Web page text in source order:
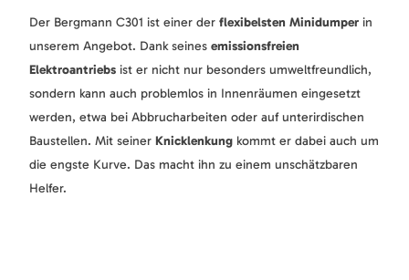
Der Bergmann C301 ist einer der flexibelsten Minidumper in
unserem Angebot. Dank seines emissionsfreien
Elektroantriebs ist er nicht nur besonders umweltfreundlich,
sondern kann auch problemlos in Innenräumen eingesetzt
werden, etwa bei Abbrucharbeiten oder auf unterirdischen
Baustellen. Mit seiner Knicklenkung kommt er dabei auch um
die engste Kurve. Das macht ihn zu einem unschätzbaren
Helfer.